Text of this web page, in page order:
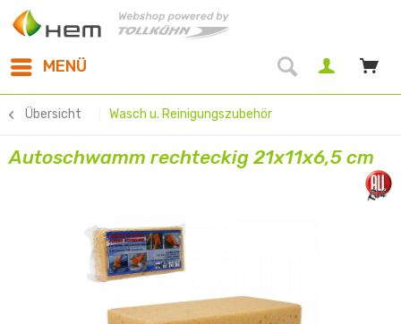
MENÜ
Übersicht Wasch u. Reinigungszubehör
Autoschwamm rechteckig 21x11x6,5 cm